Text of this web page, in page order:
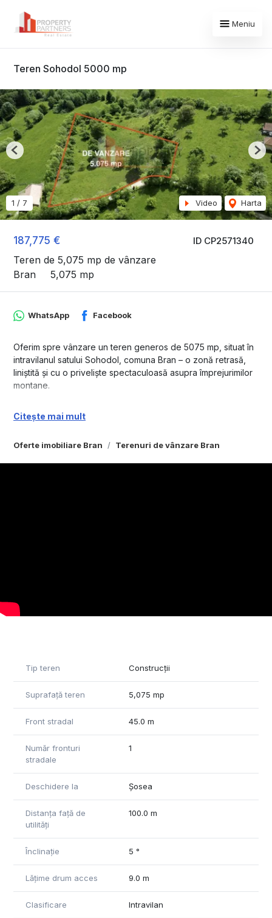
Meniu
Teren Sohodol 5000 mp
ID CP2571340
187,775 €
Teren de 5,075 mp de vânzare
Bran
5,075 mp
1 / 7 Video Harta
Previous
Oferte imobiliare Bran Terenuri de vânzare Bran
WhatsApp Facebook
Oferim spre vânzare un teren generos de 5075 mp, situat în
intravilanul satului Sohodol, comuna Bran – o zonă retrasă,
liniștită și cu o priveliște spectaculoasă asupra împrejurimilor
montane.
• Suprafață totală: 5,075
• Acces facil pe un drum pietruit de aproximativ 250 m
Ideal pentru:
• Dezvoltarea unei afaceri în turism (pensiune, cabane,
Această proprietate reprezintă o oportunitate excelentă
pentru cei care doresc să investească într-o zonă turistică
agitație.
vizionări, nu ezitați să ne contactați!
Citește mai mult
Tip teren Construcții
Suprafață teren 5,075 mp
Front stradal 45.0 m
Număr fronturi
stradale
1
Deschidere la Șosea
Distanța față de
utilități
100.0 m
Înclinație 5 °
Lățime drum acces 9.0 m
Clasificare Intravilan